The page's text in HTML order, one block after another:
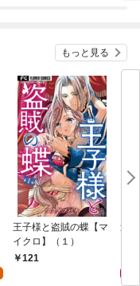
もっと見る
王子様と盗賊の蝶【マ
イクロ】（１）
121
過